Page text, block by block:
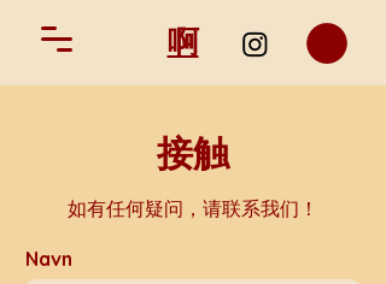
啊
接触
如有任何疑问，请联系我们！
Navn